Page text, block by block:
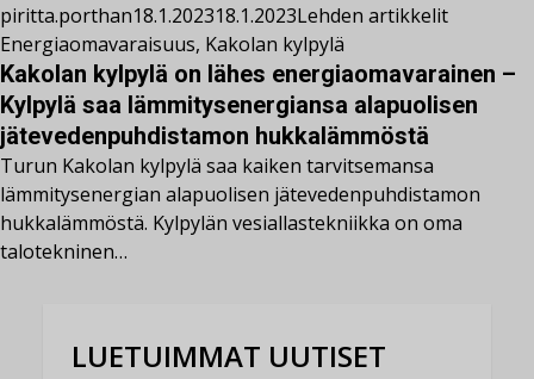
piritta.porthan18.1.202318.1.2023Lehden artikkelit
Energiaomavaraisuus, Kakolan kylpylä
Kakolan kylpylä on lähes energiaomavarainen –
Kylpylä saa lämmitysenergiansa alapuolisen
jätevedenpuhdistamon hukkalämmöstä
Turun Kakolan kylpylä saa kaiken tarvitsemansa
lämmitysenergian alapuolisen jätevedenpuhdistamon
hukkalämmöstä. Kylpylän vesiallastekniikka on oma
talotekninen…
LUETUIMMAT UUTISET